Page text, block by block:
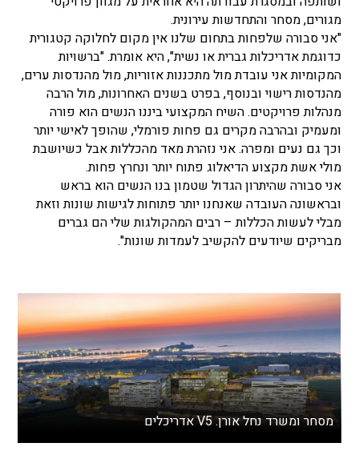
מגורים, מסחר והתחדשות עירונית.
"אני סבורה שלפחות בתחום שלנו אין מקום לחלוקה קטגורית
כדוגמת אדריכלות גברית או נשית", היא אומרת. "ברשויות
המקומיות אני עובדת מול מתכננות אזוריות, מול מהנדסות ערים,
מהנדסות רישוי ובנוסף, בפרט בשנים האחרונות, מול הרבה
מנהלות פרויקטים. השיח המקצועי ביננו הנשים הוא פורה
ומעמיק ובהרבה מקרים גם פחות פורמלי, שהופך לאישי יותר
וכך גם נעים ומפרה. אני נזהרת מאד מהכללות אבל כשיושבת
מולי אשת מקצוע הדיאלוג פתוח יותר ונחרץ פחות.
אני סבורה שהיתרון הגדול שטמון בנו הנשים הוא בראש
ובראשונה העובדה שאנחנו יותר פתוחות לגישות שונות וזאת
מבלי לעשות הכללות – רבים המהקולגות שלי הם גברים
מבריקים שיודעים להקשיב לעמדות שונות".
מסחר ומשרד נחל אורן. V5 אדריכלים